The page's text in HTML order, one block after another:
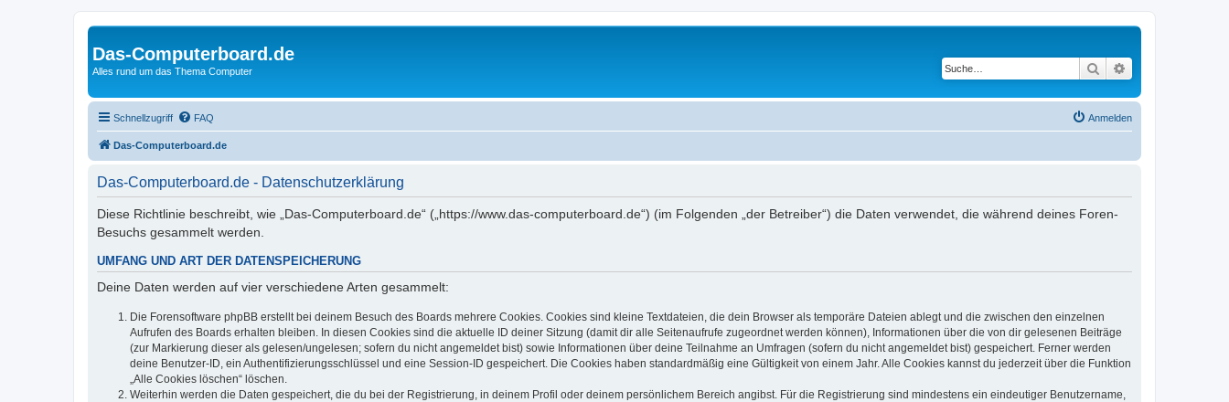
Das-Computerboard.de
Alles rund um das Thema Computer Suche
Schnellzugriff FAQ Anmelden
Das-Computerboard.de
Das-Computerboard.de - Datenschutzerklärung
Diese Richtlinie beschreibt, wie „Das-Computerboard.de“ („https://www.das-computerboard.de“) (im Folgenden „der Betreiber“) die Daten verwendet, die während deines Foren-
Besuchs gesammelt werden.
UMFANG UND ART DER DATENSPEICHERUNG
Deine Daten werden auf vier verschiedene Arten gesammelt:
Die Forensoftware phpBB erstellt bei deinem Besuch des Boards mehrere Cookies. Cookies sind kleine Textdateien, die dein Browser als temporäre Dateien ablegt und die zwischen den einzelnen
Aufrufen des Boards erhalten bleiben. In diesen Cookies sind die aktuelle ID deiner Sitzung (damit dir alle Seitenaufrufe zugeordnet werden können), Informationen über die von dir gelesenen Beiträge
(zur Markierung dieser als gelesen/ungelesen; sofern du nicht angemeldet bist) sowie Informationen über deine Teilnahme an Umfragen (sofern du nicht angemeldet bist) gespeichert. Ferner werden
deine Benutzer-ID, ein Authentifizierungsschlüssel und eine Session-ID gespeichert. Die Cookies haben standardmäßig eine Gültigkeit von einem Jahr. Alle Cookies kannst du jederzeit über die Funktion
„Alle Cookies löschen“ löschen.
Weiterhin werden die Daten gespeichert, die du bei der Registrierung, in deinem Profil oder deinem persönlichem Bereich angibst. Für die Registrierung sind mindestens ein eindeutiger Benutzername,